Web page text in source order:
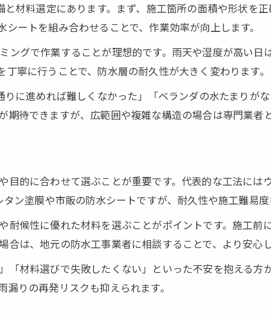
防水工事がもたらす住まいの価値向上効果
DIYで行う防水工事とメンテナンスのコツ
防水工事で防げる構造劣化とその対策法
効果を高めるDIY防水工事の工程解説
DIY防水工事の効果を最大化する作業工程
防水工事の下地処理が成功のカギとなる理由
効果的な防水工事DIYに必要な工程管理
材料選定にあります。まず、施工箇所の面積や形状を
ートを組み合わせることで、作業効率が向上します。
ングで作業することが理想的です。雨天や湿度が高い日
寧に行うことで、防水層の耐久性が大きく変わります。
に進めれば難しくなかった」「ベランダの水たまりが
待できますが、広範囲や複雑な構造の場合は専門業者
目的に合わせて選ぶことが重要です。代表的な工法には
ン塗膜や市販の防水シートですが、耐久性や施工難易度
耐候性に優れた材料を選ぶことがポイントです。施工前
は、地元の防水工事業者に相談することで、より安心
「材料選びで失敗したくない」といった不安を抱える
りの再発リスクも抑えられます。
お問い合わせはこちら
お問い合わせはこちら